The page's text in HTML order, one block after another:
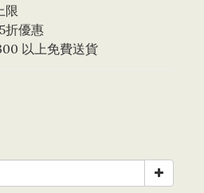
限
折優惠
以上免費送貨